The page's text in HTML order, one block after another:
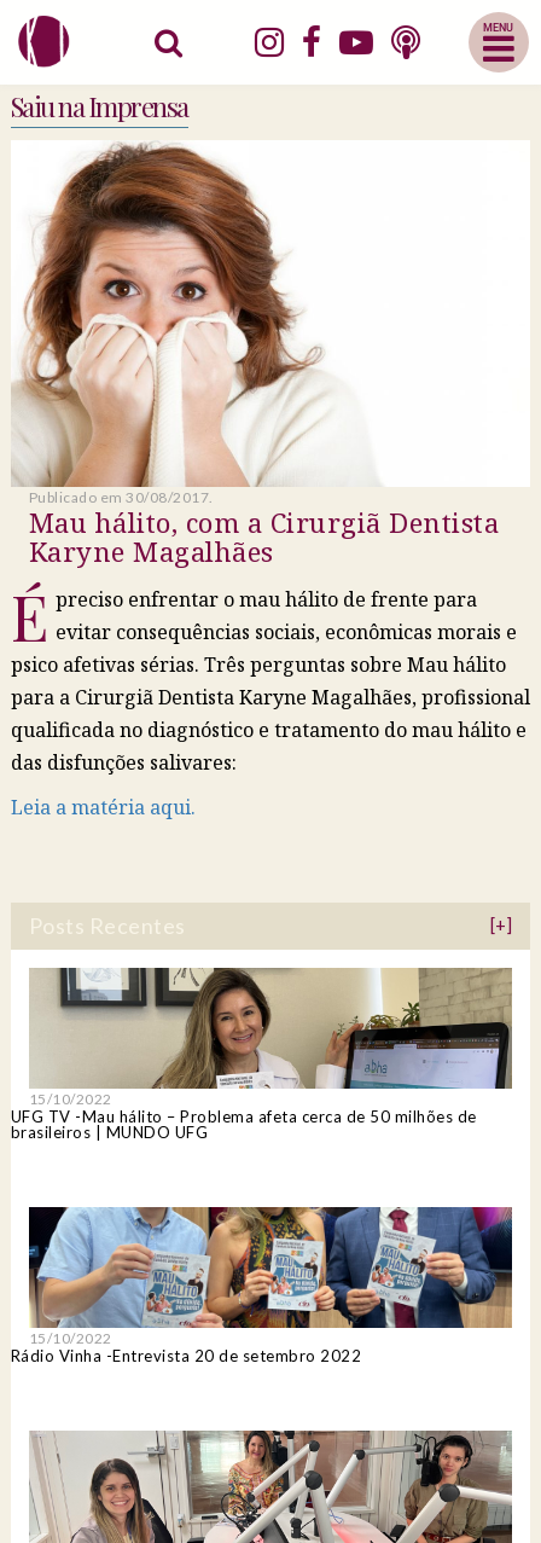
Abrir
Menu
Mobile
Saiu na Imprensa
Publicado em 30/08/2017.
Mau hálito, com a Cirurgiã Dentista
Karyne Magalhães
É preciso enfrentar omau hálitode frente para
evitar consequências sociais, econômicas morais e
psico afetivas sérias. Três perguntas sobre Mau hálito
para a Cirurgiã Dentista Karyne Magalhães, profissional
qualificada no diagnóstico e tratamento do mau hálito e
das disfunções salivares:
Leia a matéria aqui.
Posts Recentes [+]
15/10/2022
UFG TV -Mau hálito – Problema afeta cerca de 50 milhões de
brasileiros | MUNDO UFG
15/10/2022
Rádio Vinha -Entrevista 20 de setembro 2022